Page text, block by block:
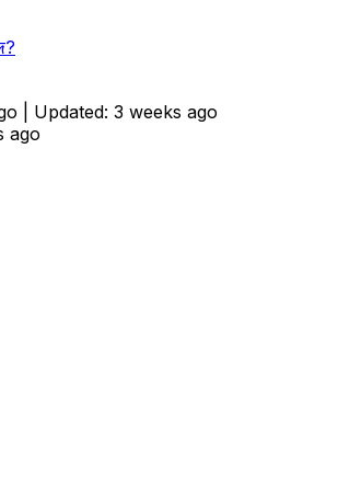
| Updated: 3 weeks ago
ago